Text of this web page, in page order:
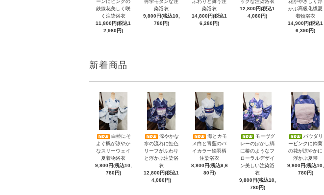
ーンにピンクの
鉄線花美しく咲
く注染浴衣
11,800円(税込1
2,980円)
何学モダンな注
染浴衣
9,800円(税込10,
780円)
ふわりと舞う注
染浴衣
14,800円(税込1
6,280円)
ックな注染浴衣
12,800円(税込1
4,080円)
花がやさしく浮
かぶ高級化繊夏
着物浴衣
14,900円(税込1
6,390円)
新着商品
白藍にそ
よぐ楓が涼やか
なスリーウェイ
夏着物浴衣
9,800円(税込10,
780円)
涼やかな
水の流れに虹色
リーフがふわり
と浮かぶ注染浴
衣
12,800円(税込1
4,080円)
海とカモ
メ白と青藍のバ
イカラー絵羽柄
注染浴衣
8,800円(税込9,6
80円)
モーヴグ
レーのぼかし縞
に椿のようなフ
ローラルデザイ
ン美しい注染浴
衣
9,800円(税込10,
780円)
パウダリ
ーピンクに鈴蘭
の花が涼やかに
浮かぶ夏帯
9,800円(税込10,
780円)